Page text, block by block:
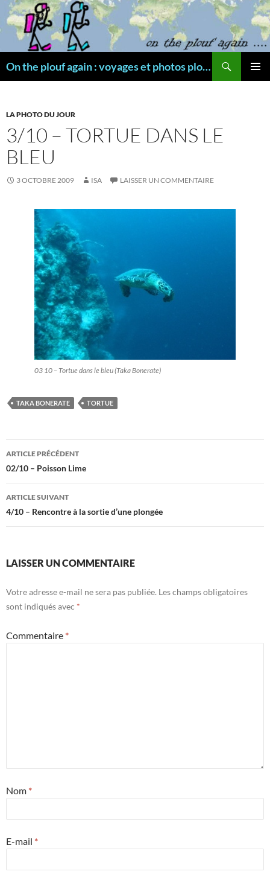
Aller
au
contenu
On the plouf again : voyages et photos plongée
LA PHOTO DU JOUR
3/10 – TORTUE DANS LE
BLEU
3 OCTOBRE 2009 ISA LAISSER UN COMMENTAIRE
03 10 – Tortue dans le bleu (Taka Bonerate)
TAKA BONERATE TORTUE
Navigation
des
articles
ARTICLE PRÉCÉDENT
02/10 – Poisson Lime
ARTICLE SUIVANT
4/10 – Rencontre à la sortie d’une plongée
LAISSER UN COMMENTAIRE
Votre adresse e-mail ne sera pas publiée. Les champs obligatoires
sont indiqués avec *
Commentaire *
Nom *
E-mail *